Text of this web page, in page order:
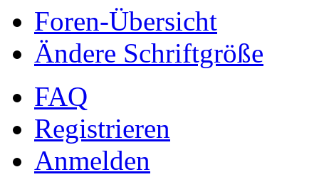
Foren-Übersicht
Ändere Schriftgröße
FAQ
Registrieren
Anmelden